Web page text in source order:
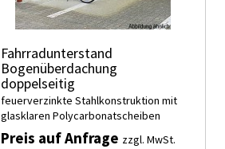
Fahrradunterstand
Bogenüberdachung
doppelseitig
feuerverzinkte Stahlkonstruktion mit
glasklaren Polycarbonatscheiben
Preis auf Anfrage zzgl. MwSt.